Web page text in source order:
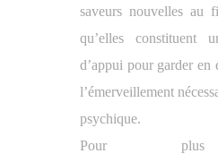
saveurs nouvelles au
qu’elles constituent
d’appui pour garder en
l’émerveillement
psychique.
Pour plus